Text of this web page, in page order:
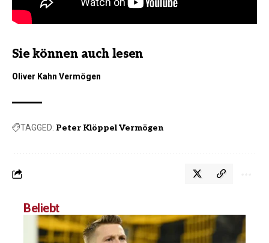
Sie können auch lesen
Oliver Kahn Vermögen
TAGGED: Peter Klöppel Vermögen
Beliebt